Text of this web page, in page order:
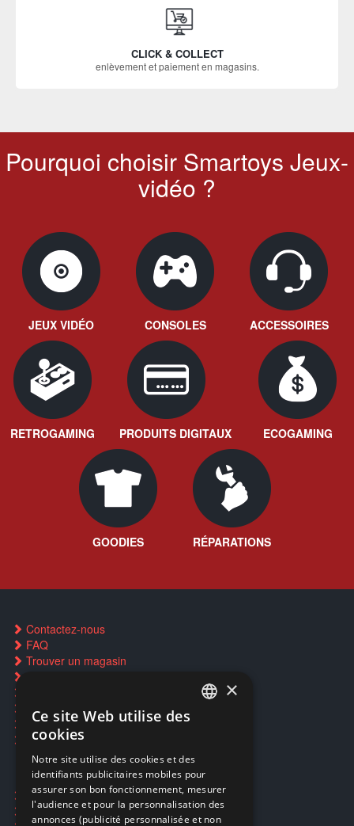
CLICK & COLLECT
enlèvement et paiement en magasins.
Pourquoi choisir Smartoys Jeux-
vidéo ?
JEUX VIDÉO CONSOLES ACCESSOIRES
RETROGAMING PRODUITS DIGITAUX ECOGAMING
GOODIES RÉPARATIONS
Contactez-nous
FAQ
Trouver un magasin
Restauration CD griffés
Réparations & SAV
Smartpoints
Ecogaming
Expédition & retours
ENGLISH
×
Ce site Web utilise des
cookies
Notre site utilise des cookies et des
identifiants publicitaires mobiles pour
assurer son bon fonctionnement, mesurer
l'audience et pour la personnalisation des
annonces (publicité personnalisée et non